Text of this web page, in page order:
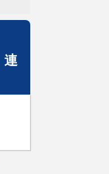
連